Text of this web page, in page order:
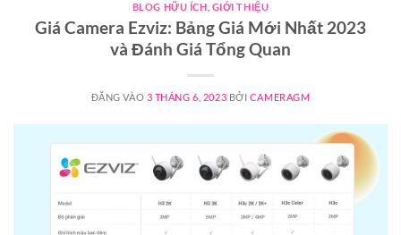
BLOG HỮU ÍCH GIỚI THIỆU
Giá Camera Ezviz: Bảng Giá Mới Nhất 2023
và Đánh Giá Tổng Quan
ĐĂNG VÀO 3 THÁNG 6, 2023 BỞI CAMERAGM